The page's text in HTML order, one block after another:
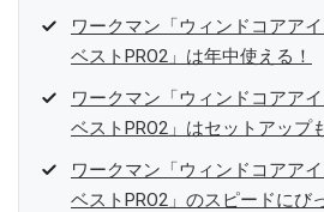
ワークマン「ウィンドコアア
ベストPRO2」は年中使える！
ワークマン「ウィンドコアア
ベストPRO2」はセットアップ
ワークマン「ウィンドコアア
ベストPRO2」のスピードにび